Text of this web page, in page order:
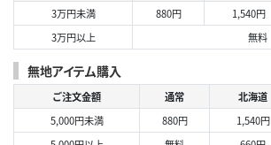
3万円未満
880円 1,540円
3万円以上
無料
無地アイテム購入
ご注文金額 通常 北海道
5,000円未満
880円 1,540円